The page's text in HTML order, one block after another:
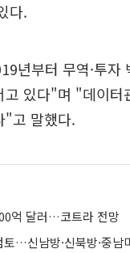
다.
년부터 무역·투
있다"며 "데이
"고 말했다.
억 달러…코트라 전망
…신남방·신북방·중남